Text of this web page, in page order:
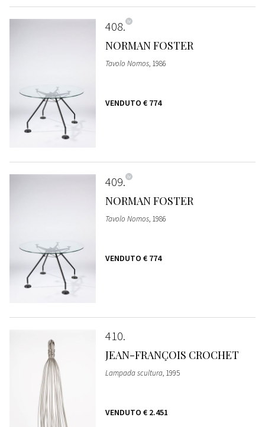
408
NORMAN FOSTER
Tavolo Nomos, 1986
VENDUTO € 774
409
NORMAN FOSTER
Tavolo Nomos, 1986
VENDUTO € 774
410
JEAN-FRANÇOIS CROCHET
Lampada scultura, 1995
VENDUTO € 2.451